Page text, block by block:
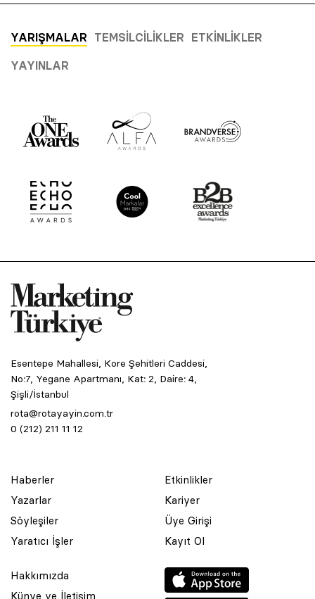
YARIŞMALAR TEMSILCILIKLER ETKINLIKLER
YAYINLAR
Esentepe Mahallesi, Kore Şehitleri Caddesi,
No:7, Yegane Apartmanı, Kat: 2, Daire: 4,
Şişli/İstanbul
rota@rotayayin.com.tr
0 (212) 211 11 12
Haberler
Yazarlar
Söyleşiler
Yaratıcı İşler
Etkinlikler
Kariyer
Üye Girişi
Kayıt Ol
Hakkımızda
Künye ve İletişim